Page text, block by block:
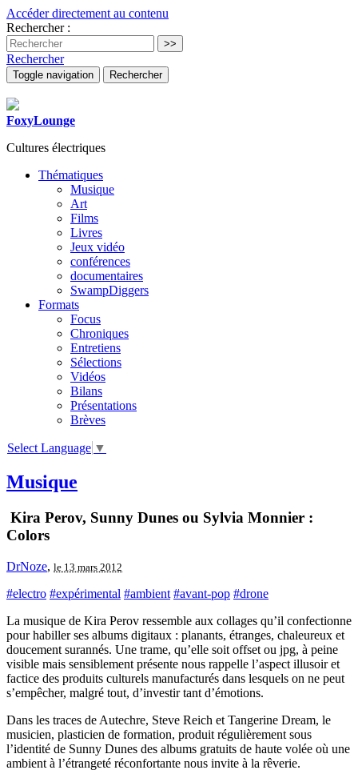
Accéder directement au contenu
Rechercher :
Rechercher
Toggle navigation Rechercher
FoxyLounge
Cultures électriques
Thématiques
Musique
Art
Films
Livres
Jeux vidéo
conférences
documentaires
SwampDiggers
Formats
Focus
Chroniques
Entretiens
Sélections
Vidéos
Bilans
Présentations
Brèves
Select Language ▼
Musique
Kira Perov, Sunny Dunes ou Sylvia Monnier :
Colors
DrNoze, le 13 mars 2012
#electro #expérimental #ambient #avant-pop #drone
La musique de Kira Perov ressemble aux collages qu’il confectionne
pour habiller ses albums digitaux : planants, étranges, chaleureux et
doucement surannés. Une trame, qu’elle soit offset ou jpg, à peine
visible mais sensiblement présente nous rappelle l’aspect illusoir et
factice des produits culturels manufacturés dans lesquels on ne peut
s’empêcher, malgré tout, d’investir tant d’émotions.
Dans les traces de Autechre, Steve Reich et Tangerine Dream, le
musicien, plasticien de formation, produit régulièrement sous
l’identité de Sunny Dunes des albums gratuits de haute volée où une
ambient à l’étrangeté réconfortante nous invite à la rêverie.